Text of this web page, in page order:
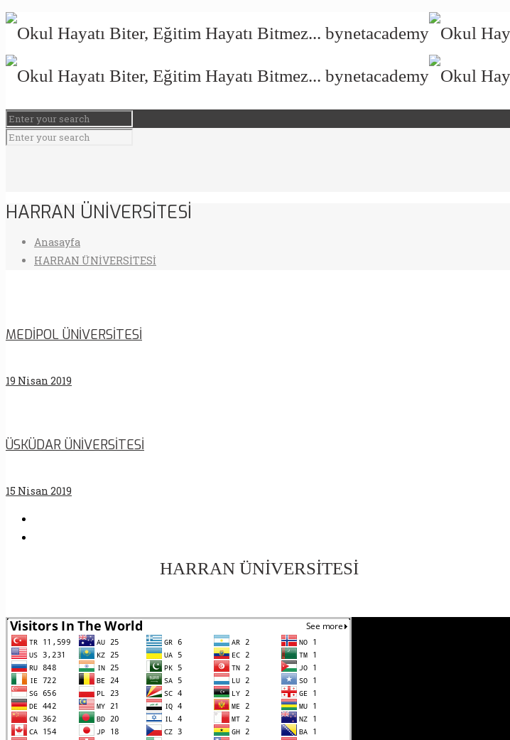
HARRAN ÜNİVERSİTESİ
Anasayfa
HARRAN ÜNİVERSİTESİ
MEDİPOL ÜNİVERSİTESİ
19 Nisan 2019
ÜSKÜDAR ÜNİVERSİTESİ
15 Nisan 2019
HARRAN ÜNİVERSİTESİ